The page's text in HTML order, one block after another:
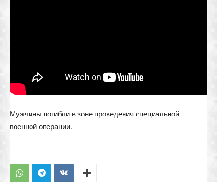
Мужчины погибли в зоне проведения специальной
военной операции.